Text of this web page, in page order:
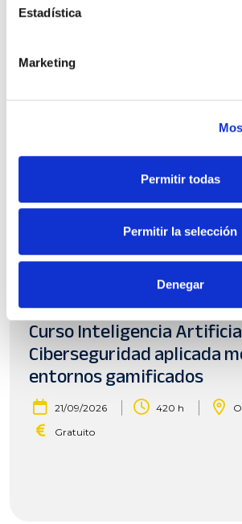
Estadística
Marketing
Permitir todas
Permitir la selección
Denegar
Digitalización
Curso Inteligencia
Ciberseguridad aplicada
entornos gamificados
21/09/2026 | 420 h |
Gratuito